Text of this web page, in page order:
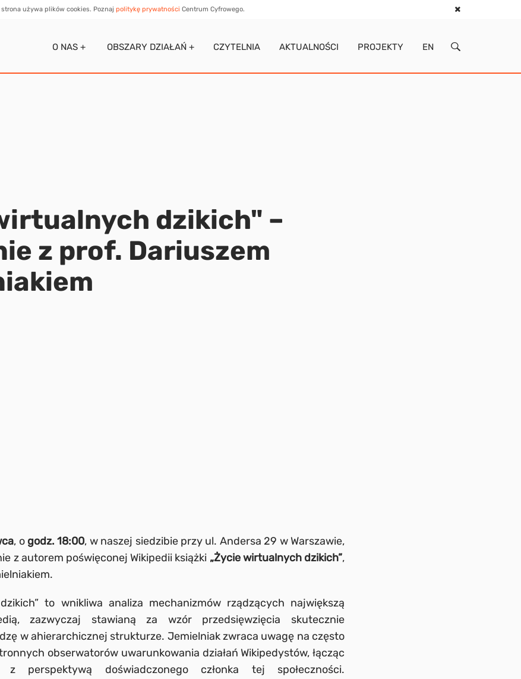
strona używa plików cookies. Poznaj politykę prywatności Centrum Cyfrowego.
O NAS + OBSZARY DZIAŁAŃ + CZYTELNIA AKTUALNOŚCI PROJEKTY EN
dzikich" –
z prof. Dariuszem
, o godz. 18:00, w naszej siedzibie przy ul. Andersa 29 w Warszawie,
z autorem poświęconej Wikipedii książki „Życie wirtualnych dzikich”,
to wnikliwa analiza mechanizmów rządzących największą
zazwyczaj stawianą za wzór przedsięwzięcia skutecznie
w ahierarchicznej strukturze. Jemielniak zwraca uwagę na często
obserwatorów uwarunkowania działań Wikipedystów, łącząc
z perspektywą doświadczonego członka tej społeczności.